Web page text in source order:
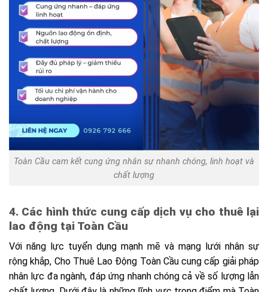
Toàn Cầu cam kết cung ứng nhân sự nhanh chóng, linh hoạt và
chất lượng
4. Các hình thức cung cấp dịch vụ cho thuê lại
lao động tại Toàn Cầu
Với năng lực tuyển dụng mạnh mẽ và mạng lưới nhân sự
rộng khắp, Cho Thuê Lao Động Toàn Cầu cung cấp giải pháp
nhân lực đa ngành, đáp ứng nhanh chóng cả về số lượng lẫn